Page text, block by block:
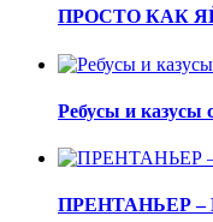
ПРОСТО КАК
Ребусы и казусы
ПРЕНТАНЬЕР